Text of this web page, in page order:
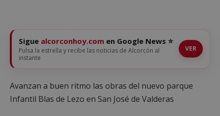
Sigue alcorconhoy.com en Google News ⭐
Pulsa la estrella y recibe las noticias de Alcorcón al
instante
VER
Avanzan a buen ritmo las obras del nuevo parque
Infantil Blas de Lezo en San José de Valderas